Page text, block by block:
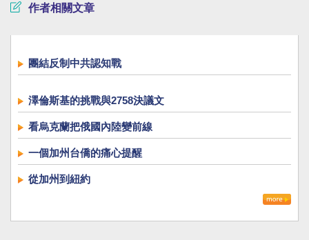
作者相關文章
團結反制中共認知戰
澤倫斯基的挑戰與2758決議文
看烏克蘭把俄國內陸變前線
一個加州台僑的痛心提醒
從加州到紐約